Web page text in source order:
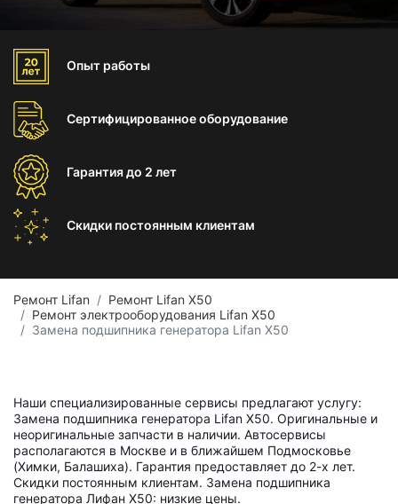
Опыт работы
Сертифицированноеоборудование
Гарантиядо 2 лет
Скидки постоянным клиентам
Ремонт Lifan
Ремонт Lifan X50
Ремонт электрооборудования Lifan X50
Замена подшипника генератора Lifan X50
Наши специализированные сервисы предлагают услугу:
Замена подшипника генератора Lifan X50. Оригинальные и
неоригинальные запчасти в наличии. Автосервисы
располагаются в Москве и в ближайшем Подмосковье
(Химки, Балашиха). Гарантия предоставляет до 2-х лет.
Скидки постоянным клиентам. Замена подшипника
генератора Лифан X50: низкие цены.